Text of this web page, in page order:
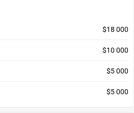
$18 000
$10 000
$5 000
$5 000